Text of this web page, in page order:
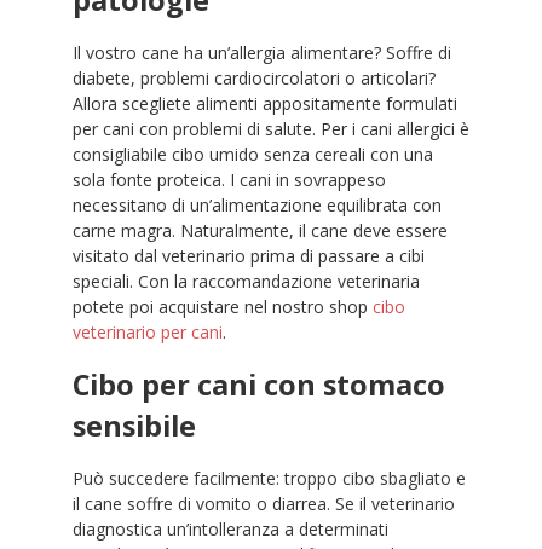
Il vostro cane ha un’allergia alimentare? Soffre di
diabete, problemi cardiocircolatori o articolari?
Allora scegliete alimenti appositamente formulati
per cani con problemi di salute. Per i cani allergici è
consigliabile cibo umido senza cereali con una
sola fonte proteica. I cani in sovrappeso
necessitano di un’alimentazione equilibrata con
carne magra. Naturalmente, il cane deve essere
visitato dal veterinario prima di passare a cibi
speciali. Con la raccomandazione veterinaria
potete poi acquistare nel nostro shop cibo
veterinario per cani.
Cibo per cani con stomaco
sensibile
Può succedere facilmente: troppo cibo sbagliato e
il cane soffre di vomito o diarrea. Se il veterinario
diagnostica un’intolleranza a determinati